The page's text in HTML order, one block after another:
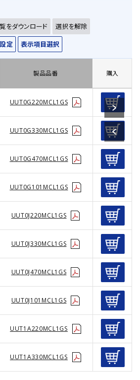
をダウンロード
選択を解除
定
表示項目選択
製品品番 購入
UUT0G220MCL1GS
UUT0G330MCL1GS
UUT0G470MCL1GS
UUT0G101MCL1GS
UUT0J220MCL1GS
UUT0J330MCL1GS
UUT0J470MCL1GS
UUT0J101MCL1GS
UUT1A220MCL1GS
UUT1A330MCL1GS